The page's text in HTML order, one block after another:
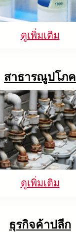
ดูเพิ่มเติม
สาธารณูปโภค
ดูเพิ่มเติม
ธุรกิจค้าปลีก